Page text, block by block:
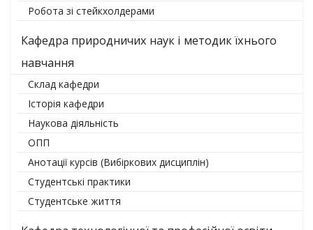
Робота зі стейкхолдерами
Кафедра природничих наук і методик їхнього
навчання
Склад кафедри
Історія кафедри
Наукова діяльність
ОПП
Анотації курсів (Вибіркових дисциплін)
Студентські практики
Студентське життя